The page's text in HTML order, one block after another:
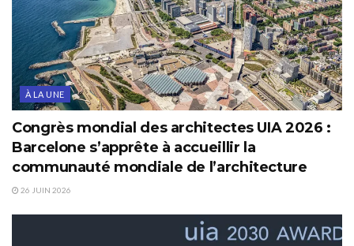
À LA UNE
Congrès mondial des architectes UIA 2026 :
Barcelone s’apprête à accueillir la
communauté mondiale de l’architecture
26 JUIN 2026